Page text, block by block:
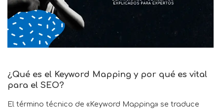
¿Qué es el Keyword Mapping y por qué es vital
para el SEO?
El término técnico de «Keyword Mapping» se traduce